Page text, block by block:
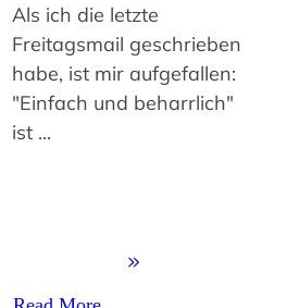
Als ich die letzte
Freitagsmail geschrieben
habe, ist mir aufgefallen:
"Einfach und beharrlich"
ist ...